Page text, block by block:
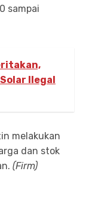
sampai
Ilegal
melakukan
dan stok
(Firm)